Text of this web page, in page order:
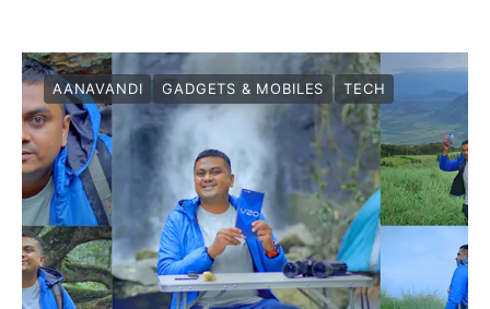
AANAVANDI GADGETS & MOBILES TECH